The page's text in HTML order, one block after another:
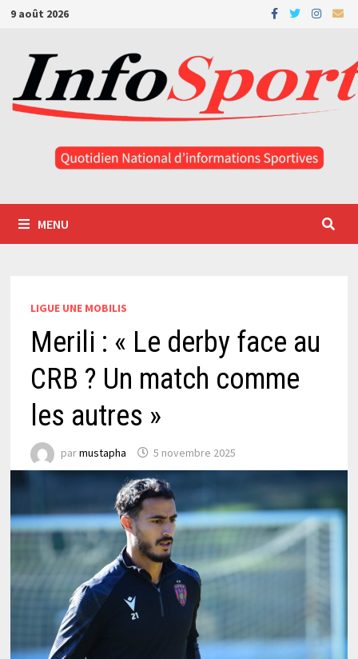
Passer
contenu
9 août 2026
MENU
LIGUE UNE MOBILIS
Merili : « Le derby face au
CRB ? Un match comme
les autres »
parmustapha 5 novembre 2025